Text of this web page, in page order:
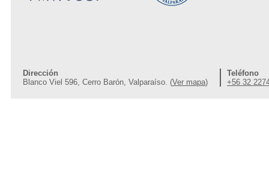
Dirección
Blanco Viel 596, Cerro Barón, Valparaíso. (Ver mapa)
Teléfono
+56 32